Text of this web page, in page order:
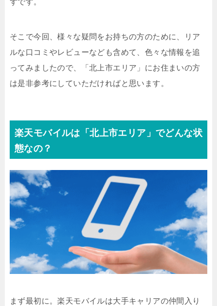
ずです。
そこで今回、様々な疑問をお持ちの方のために、リア
ルな口コミやレビューなども含めて、色々な情報を追
ってみましたので、「北上市エリア」にお住まいの方
は是非参考にしていただければと思います。
楽天モバイルは「北上市エリア」でどんな状
態なの？
まず最初に。楽天モバイルは大手キャリアの仲間入り